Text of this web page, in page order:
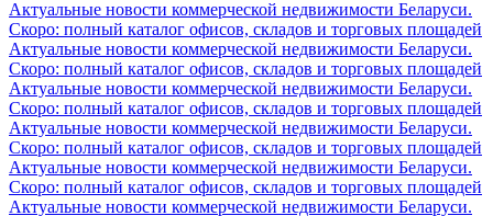
Актуальные новости коммерческой недвижимости Беларуси.
Скоро: полный каталог офисов, складов и торговых площадей
Актуальные новости коммерческой недвижимости Беларуси.
Скоро: полный каталог офисов, складов и торговых площадей
Актуальные новости коммерческой недвижимости Беларуси.
Скоро: полный каталог офисов, складов и торговых площадей
Актуальные новости коммерческой недвижимости Беларуси.
Скоро: полный каталог офисов, складов и торговых площадей
Актуальные новости коммерческой недвижимости Беларуси.
Скоро: полный каталог офисов, складов и торговых площадей
Актуальные новости коммерческой недвижимости Беларуси.